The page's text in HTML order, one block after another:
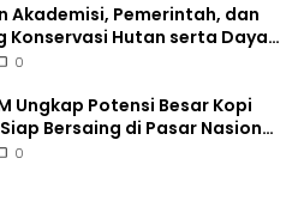
Akademisi, Pemerintah, dan
Konservasi Hutan serta Daya
0
Ungkap Potensi Besar Kopi
Bersaing di Pasar Nasional
0